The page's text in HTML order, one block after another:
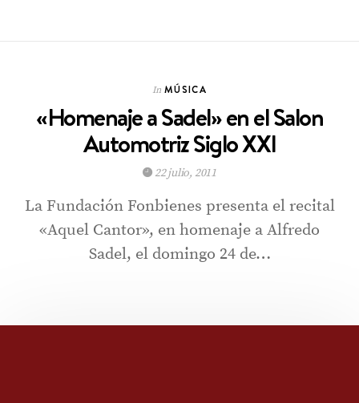
In MÚSICA
«Homenaje a Sadel» en el Salon
Automotriz Siglo XXI
22 julio, 2011
La Fundación Fonbienes presenta el recital
«Aquel Cantor», en homenaje a Alfredo
Sadel, el domingo 24 de…